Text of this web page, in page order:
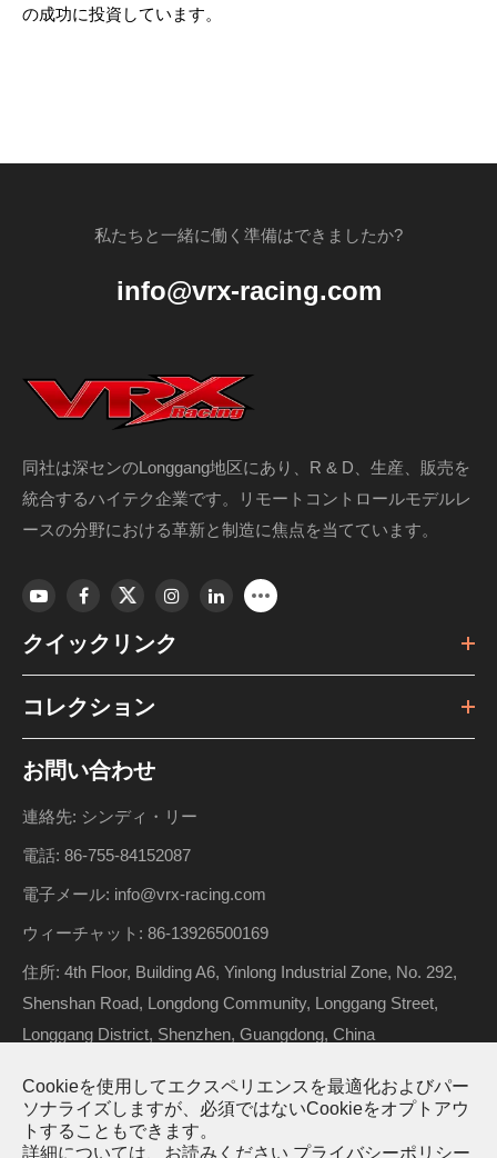
の成功に投資しています。
私たちと一緒に働く準備はできましたか?
info@vrx-racing.com
同社は深センのLonggang地区にあり、R & D、生産、販売を
統合するハイテク企業です。リモートコントロールモデルレ
ースの分野における革新と制造に焦点を当てています。
クイックリンク
コレクション
お問い合わせ
連絡先: シンディ・リー
電話: 86-755-84152087
電子メール: info@vrx-racing.com
ウィーチャット: 86-13926500169
住所: 4th Floor, Building A6, Yinlong Industrial Zone, No. 292,
Shenshan Road, Longdong Community, Longgang Street,
Longgang District, Shenzhen, Guangdong, China
著作権 © Riverhobby Tech (Shenzhen) Co., Ltd. すべての権利
Cookieを使用してエクスペリエンスを最適化およびパー
ソナライズしますが、必須ではないCookieをオプトアウ
トすることもできます。
詳細については、お読みください プライバシーポリシー